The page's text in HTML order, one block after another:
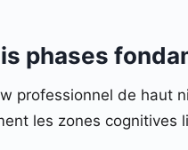
phases
professionnel de haut
les zones cognitives